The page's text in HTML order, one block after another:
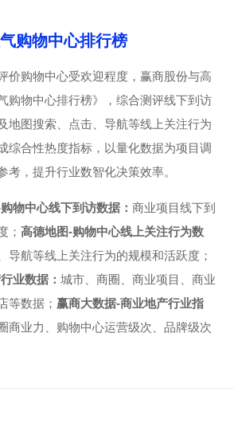
购物中心排行榜
价购物中心受欢迎程度，赢商股份与高
购物中心排行榜》，综合测评线下到访
地图搜索、点击、导航等线上关注行为
综合性热度指标，以量化数据为项目调
考，提升行业数智化决策效率。
物中心线下到访数据： 商业项目线下到
； 高德地图-购物中心线上关注行为数
导航等线上关注行为的规模和活跃度；
业数据： 城市、商圈、商业项目、商业
等数据； 赢商大数据-商业地产行业指
商业力、购物中心运营级次、品牌级次